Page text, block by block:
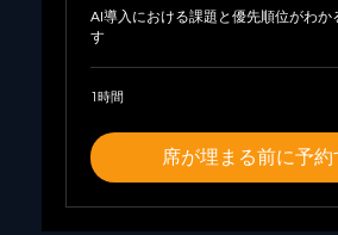
AI導入における課題と優先順位がわか
す
1時間
席が埋まる前に予約